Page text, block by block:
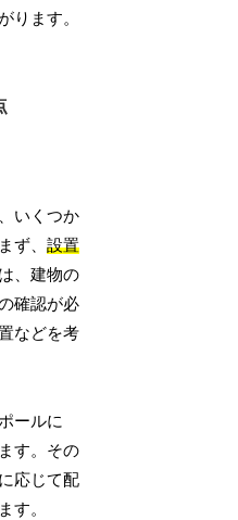
ります。
いくつか
ず、設置
、建物の
確認が必
などを考
ールに
す。その
応じて配
す。